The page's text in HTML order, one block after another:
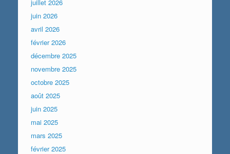
juillet 2026
juin 2026
avril 2026
février 2026
décembre 2025
novembre 2025
octobre 2025
août 2025
juin 2025
mai 2025
mars 2025
février 2025